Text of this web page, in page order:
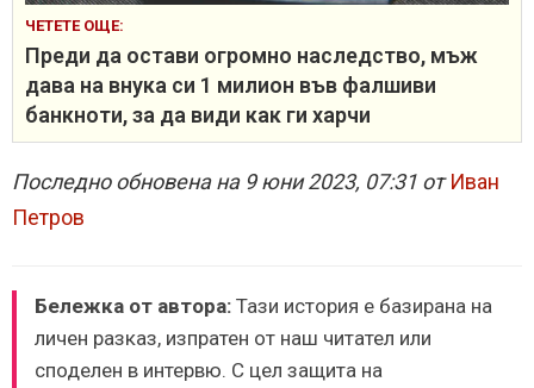
ЧЕТЕТЕ ОЩЕ:
Преди да остави огромно наследство, мъж
дава на внука си 1 милион във фалшиви
банкноти, за да види как ги харчи
Последно обновена на 9 юни 2023, 07:31 от Иван
Петров
Бележка от автора: Тази история е базирана на
личен разказ, изпратен от наш читател или
споделен в интервю. С цел защита на